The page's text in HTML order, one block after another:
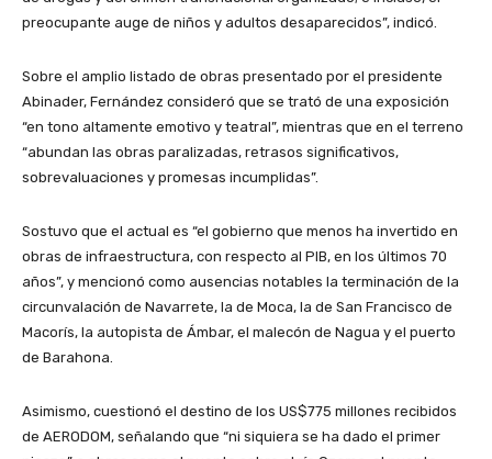
preocupante auge de niños y adultos desaparecidos”, indicó.
Sobre el amplio listado de obras presentado por el presidente
Abinader, Fernández consideró que se trató de una exposición
“en tono altamente emotivo y teatral”, mientras que en el terreno
“abundan las obras paralizadas, retrasos significativos,
sobrevaluaciones y promesas incumplidas”.
Sostuvo que el actual es “el gobierno que menos ha invertido en
obras de infraestructura, con respecto al PIB, en los últimos 70
años”, y mencionó como ausencias notables la terminación de la
circunvalación de Navarrete, la de Moca, la de San Francisco de
Macorís, la autopista de Ámbar, el malecón de Nagua y el puerto
de Barahona.
Asimismo, cuestionó el destino de los US$775 millones recibidos
de AERODOM, señalando que “ni siquiera se ha dado el primer